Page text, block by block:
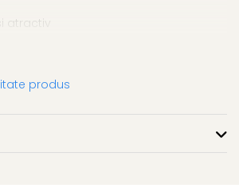
atractiv
si suprafete magnetice
si colectii
produs